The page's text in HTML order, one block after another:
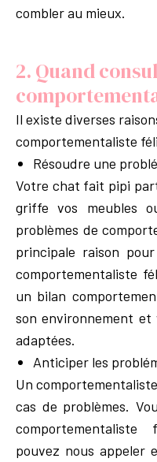
combler au mieux.
2. Quand
Il existe diverses
comportementaliste
Résoudre une
Votre chat fait pipi
griffe vos meubles
problèmes de
principale raison
comportementaliste
un bilan
son environnement et
adaptées.
Anticiper les
Un
cas de problèmes.
pouvez nous appeler